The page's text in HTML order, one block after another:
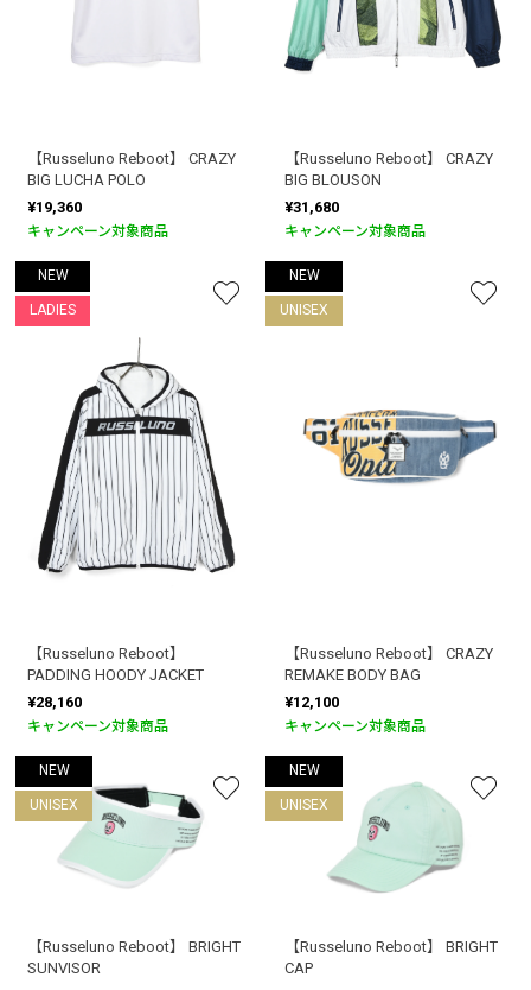
【Russeluno Reboot】 CRAZY
BIG LUCHA POLO
¥19,360
キャンペーン対象商品
【Russeluno Reboot】 CRAZY
BIG BLOUSON
¥31,680
キャンペーン対象商品
NEW
LADIES
【Russeluno Reboot】
PADDING HOODY JACKET
¥28,160
キャンペーン対象商品
NEW
UNISEX
【Russeluno Reboot】 CRAZY
REMAKE BODY BAG
¥12,100
キャンペーン対象商品
NEW
UNISEX
【Russeluno Reboot】 BRIGHT
SUNVISOR
NEW
UNISEX
【Russeluno Reboot】 BRIGHT
CAP